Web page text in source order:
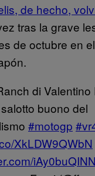
de hecho,
tras la grave
de octubre en
di Valentino
salotto buono del
#motogp
XkLDW9QWbN
iAy0buQINN